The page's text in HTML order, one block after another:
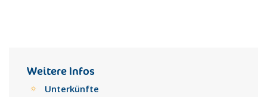
Weitere Infos
Unterkünfte